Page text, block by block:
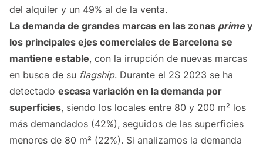
del alquiler y un 49% al de la venta.
La demanda de grandes marcas en las zonas primey
los principales ejes comerciales de Barcelona se
mantiene estable, con la irrupción de nuevas marcas
en busca de su flagship. Durante el 2S 2023 se ha
detectado escasa variación en la demanda por
superficies, siendo los locales entre 80 y 200 m² los
más demandados (42%), seguidos de las superficies
menores de 80 m² (22%). Si analizamos la demanda